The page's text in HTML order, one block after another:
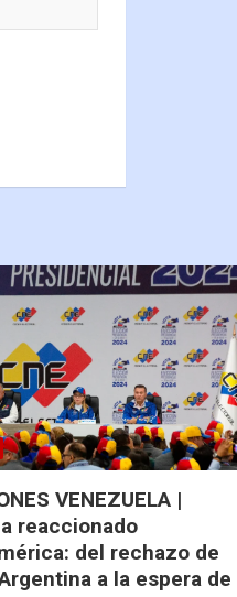
VENEZUELA |
reaccionado
del rechazo de
a la espera de